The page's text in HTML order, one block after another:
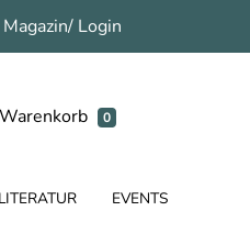
Magazin/ Login
0
LITERATUR EVENTS